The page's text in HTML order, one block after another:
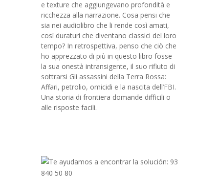
e texture che aggiungevano profondità e
ricchezza alla narrazione. Cosa pensi che
sia nei audiolibro che li rende così amati,
così duraturi che diventano classici del loro
tempo? In retrospettiva, penso che ciò che
ho apprezzato di più in questo libro fosse
la sua onestà intransigente, il suo rifiuto di
sottrarsi Gli assassini della Terra Rossa:
Affari, petrolio, omicidi e la nascita dell’FBI.
Una storia di frontiera domande difficili o
alle risposte facili.